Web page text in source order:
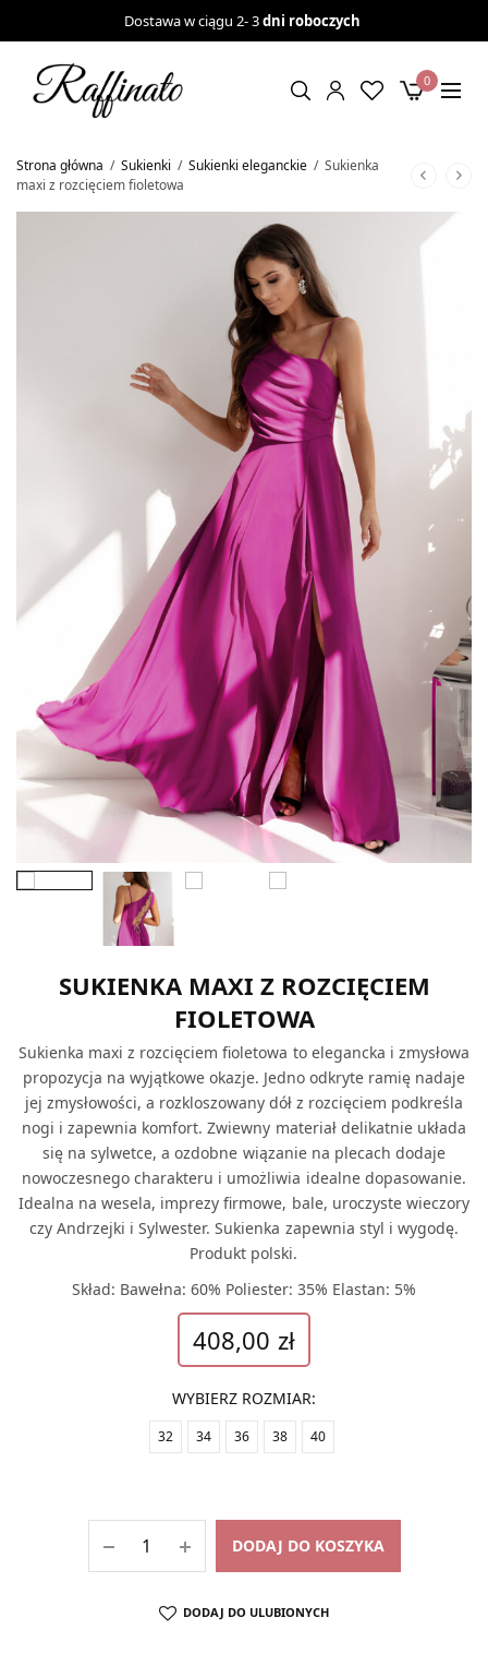
Dostawa w ciągu 2- 3dni roboczych
0
Strona główna / Sukienki / Sukienki eleganckie / Sukienka
maxi z rozcięciem fioletowa
SUKIENKA MAXI Z ROZCIĘCIEM
FIOLETOWA
Sukienka maxi z rozcięciem fioletowa to elegancka i zmysłowa
propozycja na wyjątkowe okazje. Jedno odkryte ramię nadaje
jej zmysłowości, a rozkloszowany dół z rozcięciem podkreśla
nogi i zapewnia komfort. Zwiewny materiał delikatnie układa
się na sylwetce, a ozdobne wiązanie na plecach dodaje
nowoczesnego charakteru i umożliwia idealne dopasowanie.
Idealna na wesela, imprezy firmowe, bale, uroczyste wieczory
czy Andrzejki i Sylwester. Sukienka zapewnia styl i wygodę.
Produkt polski.
Skład: Bawełna: 60% Poliester: 35% Elastan: 5%
408,00 zł
WYBIERZ ROZMIAR:
32 34 36 38 40
DODAJ DO KOSZYKA
DODAJ DO ULUBIONYCH